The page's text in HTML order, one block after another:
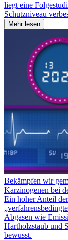
liegt eine
Schutzniveau
Mehr lesen
Bekämpfen wir
Karzinogenen bei
Ein hoher Anteil
Abgasen wie
Hartholzstaub und
bewusst.